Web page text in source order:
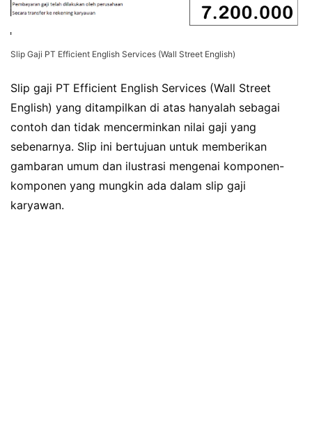
Slip Gaji PT Efficient English Services (Wall Street English)
Slip gaji PT Efficient English Services (Wall Street
English) yang ditampilkan di atas hanyalah sebagai
contoh dan tidak mencerminkan nilai gaji yang
sebenarnya. Slip ini bertujuan untuk memberikan
gambaran umum dan ilustrasi mengenai komponen-
komponen yang mungkin ada dalam slip gaji
karyawan.